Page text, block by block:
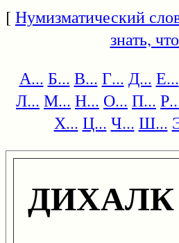
[Нумизматический
знать,
А... Б... В... Г... Д... Е...
Л... М... Н... О... П...
Х... Ц... Ч... Ш...
ДИХАЛК